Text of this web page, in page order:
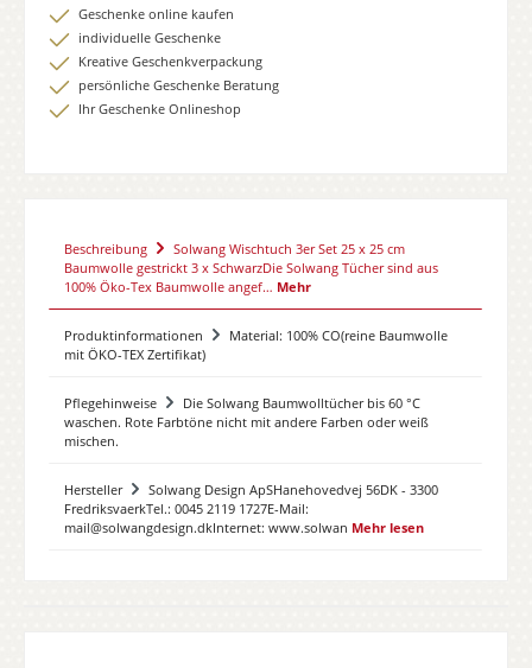
Geschenke online kaufen
individuelle Geschenke
Kreative Geschenkverpackung
persönliche Geschenke Beratung
Ihr Geschenke Onlineshop
Beschreibung
Solwang Wischtuch 3er Set 25 x 25 cm
Baumwolle gestrickt 3 x SchwarzDie Solwang Tücher sind aus
100% Öko-Tex Baumwolle angef… Mehr
Produktinformationen
Material: 100% CO(reine Baumwolle
mit ÖKO-TEX Zertifikat)
Pflegehinweise
Die Solwang Baumwolltücher bis 60 °C
waschen. Rote Farbtöne nicht mit andere Farben oder weiß
mischen.
Hersteller
Solwang Design ApSHanehovedvej 56DK - 3300
FredriksvaerkTel.: 0045 2119 1727E-Mail:
mail@solwangdesign.dkInternet: www.solwan Mehr lesen